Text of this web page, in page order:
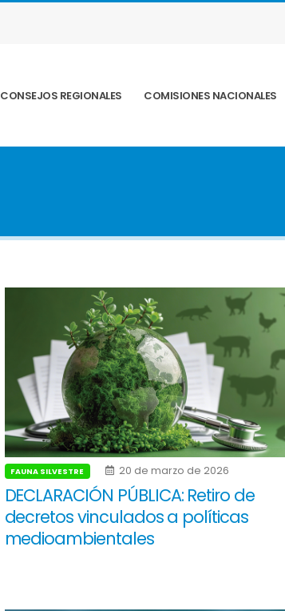
CONSEJOS REGIONALES COMISIONES NACIONALES
FAUNA SILVESTRE 20 de marzo de 2026
DECLARACIÓN PÚBLICA: Retiro de
decretos vinculados a políticas
medioambientales